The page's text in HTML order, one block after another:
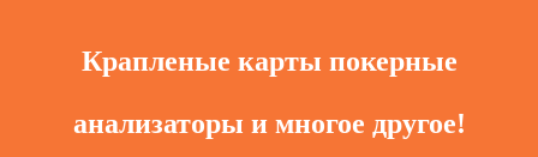
Крапленые карты покерные
анализаторы и многое другое!